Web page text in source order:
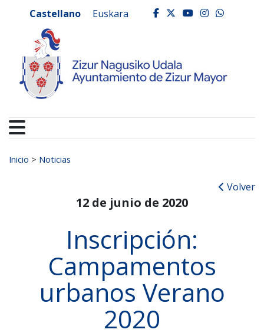
Ayuntamiento de
Castellano Euskara facebook
twitter
youtube
Buscar:
Inicio > Noticias
Volver
12 de junio de 2020
Inscripción:
Campamentos
urbanos Verano
2020